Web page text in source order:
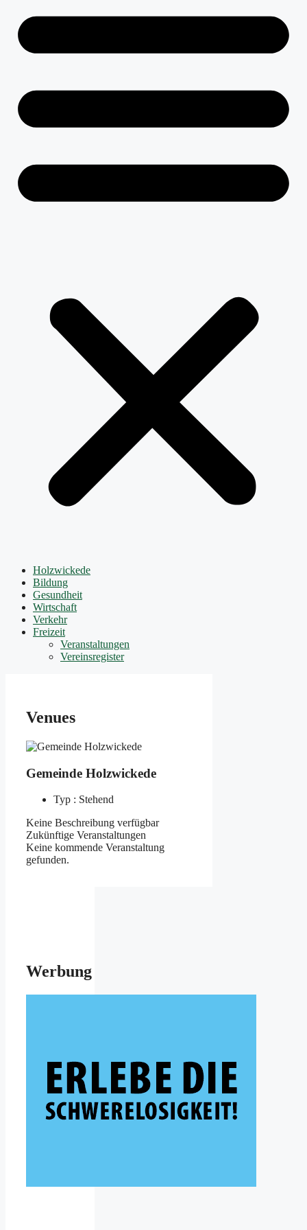
Holzwickede
Bildung
Gesundheit
Wirtschaft
Verkehr
Freizeit
Veranstaltungen
Vereinsregister
Venues
Gemeinde Holzwickede
Typ : Stehend
Keine Beschreibung verfügbar
Zukünftige Veranstaltungen
Keine kommende Veranstaltung
gefunden.
Werbung